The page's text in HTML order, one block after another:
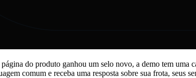
do produto ganhou um selo novo, a demo tem uma
comum e receba uma resposta sobre sua frota, seus